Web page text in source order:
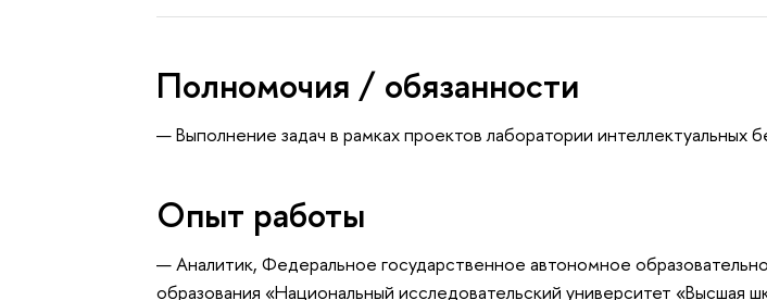
Полномочия / обязанности
— Выполнение задач в рамках проектов лаборатории интеллектуальных
Опыт работы
— Аналитик, Федеральное государственное автономное
образования «Национальный исследовательский университет «Высшая